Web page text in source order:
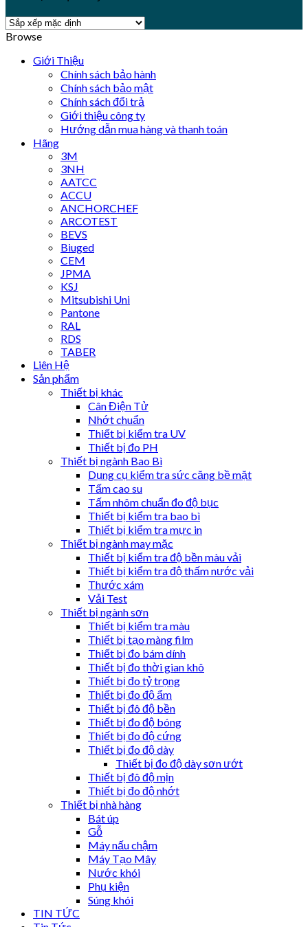
Browse
Giới Thiệu
Chính sách bảo hành
Chính sách bảo mật
Chính sách đổi trả
Giới thiệu công ty
Hướng dẫn mua hàng và thanh toán
Hãng
3M
3NH
AATCC
ACCU
ANCHORCHEF
ARCOTEST
BEVS
Biuged
CEM
JPMA
KSJ
Mitsubishi Uni
Pantone
RAL
RDS
TABER
Liên Hệ
Sản phẩm
Thiết bị khác
Cân Điện Tử
Nhớt chuẩn
Thiết bị kiểm tra UV
Thiết bị đo PH
Thiết bị ngành Bao Bì
Dụng cụ kiểm tra sức căng bề mặt
Tấm cao su
Tấm nhôm chuẩn đo độ bục
Thiết bị kiểm tra bao bì
Thiết bị kiểm tra mực in
Thiết bị ngành may mặc
Thiết bị kiểm tra độ bền màu vải
Thiết bị kiểm tra độ thấm nước vải
Thước xám
Vải Test
Thiết bị ngành sơn
Thiết bị kiểm tra màu
Thiết bị tạo màng film
Thiết bị đo bám dính
Thiết bị đo thời gian khô
Thiết bị đo tỷ trọng
Thiết bị đo độ ẩm
Thiết bị đô độ bền
Thiết bị đo độ bóng
Thiết bị đo độ cứng
Thiết bị đo độ dày
Thiết bị đo độ dày sơn ướt
Thiết bị đô độ mịn
Thiết bị đo độ nhớt
Thiết bị nhà hàng
Bát úp
Gỗ
Máy nấu chậm
Máy Tạo Mây
Nước khói
Phụ kiện
Súng khói
TIN TỨC